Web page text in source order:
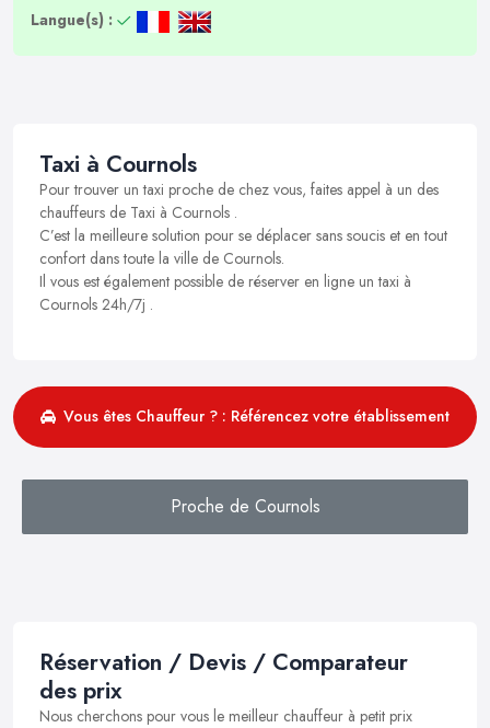
Langue(s) :
Taxi à Cournols
Pour trouver un taxi proche de chez vous, faites appel à un des
chauffeurs de Taxi à Cournols .
C’est la meilleure solution pour se déplacer sans soucis et en tout
confort dans toute la ville de Cournols.
Il vous est également possible de réserver en ligne un taxi à
Cournols 24h/7j .
Vous êtes Chauffeur ? : Référencez votre établissement
Proche de Cournols
Réservation / Devis / Comparateur
des prix
Nous cherchons pour vous le meilleur chauffeur à petit prix